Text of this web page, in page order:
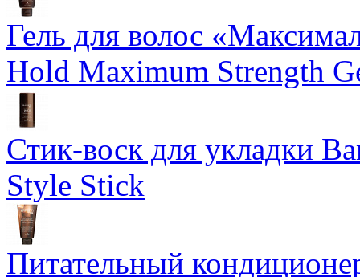
Гель для волос
Hold Maximum Strength
Стик-воск для укладки
Style Stick
Питательный